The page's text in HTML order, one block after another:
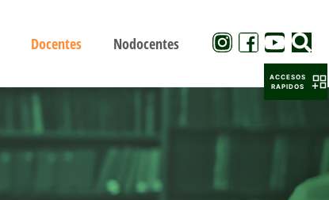
Docentes Nodocentes
ACCESOS
RAPIDOS